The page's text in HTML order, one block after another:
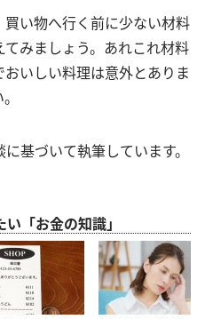
い物へ行く前に少ない材料
みましょう。あれこれ材料
いしい料理は意外とありま
基づいて執筆しています。
「お金の知識」